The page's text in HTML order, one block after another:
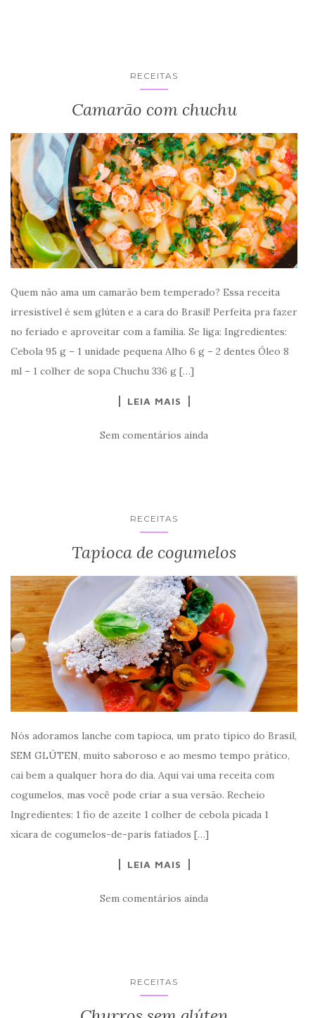
RECEITAS
Camarão com chuchu
Quem não ama um camarão bem temperado? Essa receita
irresistível é sem glúten e a cara do Brasil! Perfeita pra fazer
no feriado e aproveitar com a família. Se liga: Ingredientes:
Cebola 95 g – 1 unidade pequena Alho 6 g – 2 dentes Óleo 8
ml – 1 colher de sopa Chuchu 336 g […]
LEIA MAIS
Sem comentários ainda
RECEITAS
Tapioca de cogumelos
Nós adoramos lanche com tapioca, um prato típico do Brasil,
SEM GLÚTEN, muito saboroso e ao mesmo tempo prático,
cai bem a qualquer hora do dia. Aqui vai uma receita com
cogumelos, mas você pode criar a sua versão. Recheio
Ingredientes: 1 fio de azeite 1 colher de cebola picada 1
xícara de cogumelos-de-paris fatiados […]
LEIA MAIS
Sem comentários ainda
RECEITAS